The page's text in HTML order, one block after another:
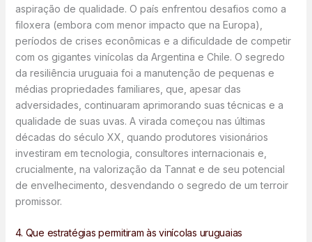
aspiração de qualidade. O país enfrentou desafios como a
filoxera (embora com menor impacto que na Europa),
períodos de crises econômicas e a dificuldade de competir
com os gigantes vinícolas da Argentina e Chile. O segredo
da resiliência uruguaia foi a manutenção de pequenas e
médias propriedades familiares, que, apesar das
adversidades, continuaram aprimorando suas técnicas e a
qualidade de suas uvas. A virada começou nas últimas
décadas do século XX, quando produtores visionários
investiram em tecnologia, consultores internacionais e,
crucialmente, na valorização da Tannat e de seu potencial
de envelhecimento, desvendando o segredo de um terroir
promissor.
4. Que estratégias permitiram às vinícolas uruguaias